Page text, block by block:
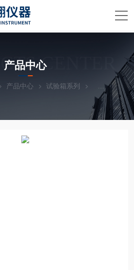
CENTER
产品中心
产品中心 试验箱系列 冷热冲击试